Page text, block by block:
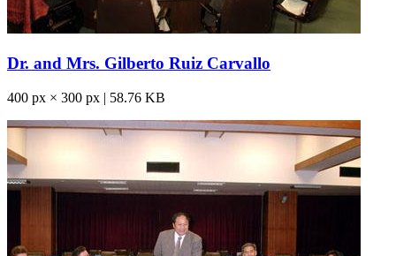
Dr. and Mrs. Gilberto Ruiz Carvallo
400 px × 300 px | 58.76 KB